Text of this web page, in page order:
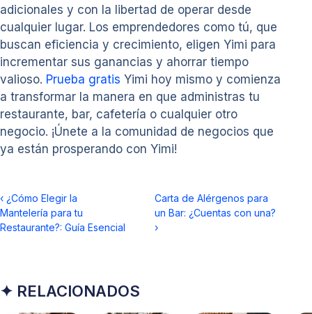
adicionales y con la libertad de operar desde
cualquier lugar. Los emprendedores como tú, que
buscan eficiencia y crecimiento, eligen Yimi para
incrementar sus ganancias y ahorrar tiempo
valioso. Prueba gratis Yimi hoy mismo y comienza
a transformar la manera en que administras tu
restaurante, bar, cafetería o cualquier otro
negocio. ¡Únete a la comunidad de negocios que
ya están prosperando con Yimi!
‹ ¿Cómo Elegir la
Mantelería para tu
Restaurante?: Guía Esencial
Carta de Alérgenos para
un Bar: ¿Cuentas con una?
›
✦ RELACIONADOS